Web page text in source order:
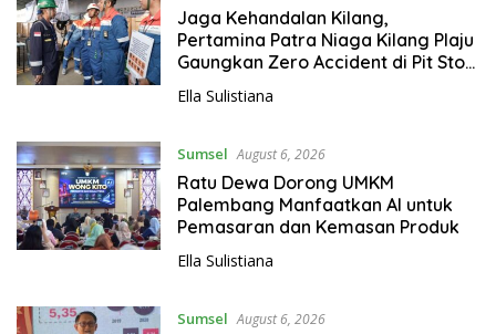
Jaga Kehandalan Kilang,
Pertamina Patra Niaga Kilang Plaju
Gaungkan Zero Accident di Pit Stop
Ella Sulistiana
Sumsel August 6, 2026
Ratu Dewa Dorong UMKM
Palembang Manfaatkan AI untuk
Pemasaran dan Kemasan Produk
Ella Sulistiana
Sumsel August 6, 2026